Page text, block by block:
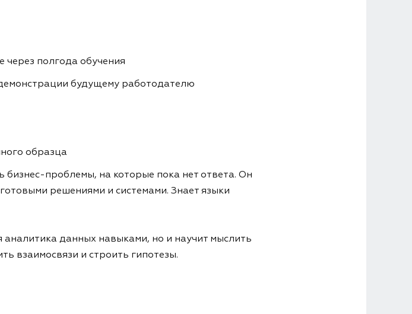
через полгода обучения
будущему работодателю
образца
бизнес-проблемы, на которые пока нет ответа. Он
решениями и системами. Знает языки
данных навыками, но и научит мыслить
взаимосвязи и строить гипотезы.